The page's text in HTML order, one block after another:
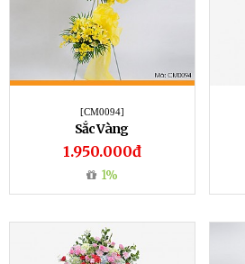
[CM0094]
Sắc Vàng
1.950.000đ
1%